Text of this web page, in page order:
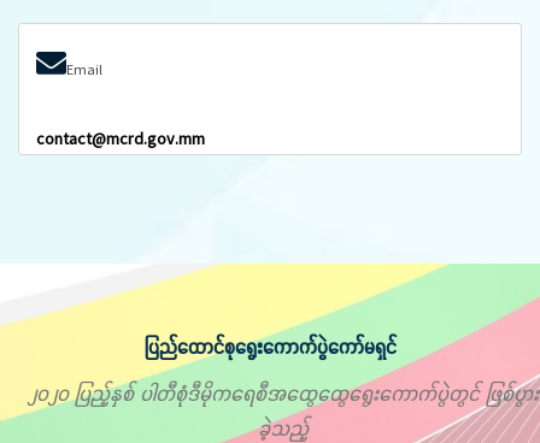
Email
contact@mcrd.gov.mm
ပြည်ထောင်စုရွေးကောက်ပွဲကော်မရှင်
၂၀၂၀ ပြည့်နှစ် ပါတီစုံဒီမိုကရေစီအထွေထွေရွေးကောက်ပွဲတွင် ဖြစ်ပွား
ခဲ့သည့်